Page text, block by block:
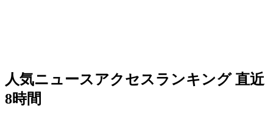
人気ニュースアクセスランキング 直近
8時間